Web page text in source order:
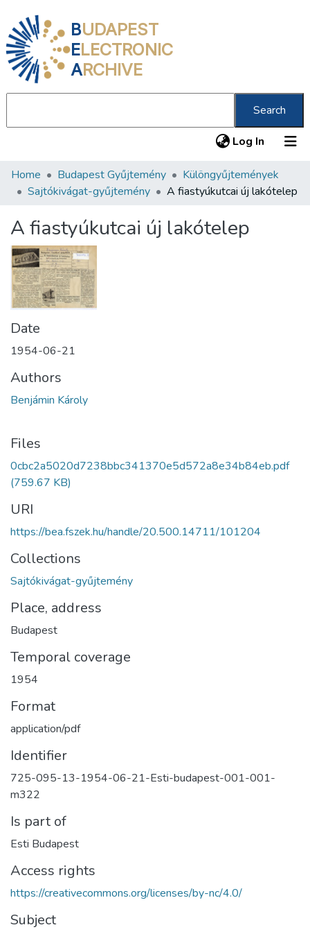
BUDAPEST
ELECTRONIC
ARCHIVE
Search
Log In (current)
Communities & Collections
Statistics
About us
Home Budapest Gyűjtemény
Különgyűjtemények
Sajtókivágat-gyűjtemény
A fiastyúkutcai új lakótelep
A fiastyúkutcai új lakótelep
Date
1954-06-21
Authors
Benjámin Károly
Files
0cbc2a5020d7238bbc341370e5d572a8e34b84eb.pdf
(759.67 KB)
URI
https://bea.fszek.hu/handle/20.500.14711/101204
Collections
Sajtókivágat-gyűjtemény
Place, address
Budapest
Temporal coverage
1954
Format
application/pdf
Identifier
725-095-13-1954-06-21-Esti-budapest-001-001-
m322
Is part of
Esti Budapest
Access rights
https://creativecommons.org/licenses/by-nc/4.0/
Subject